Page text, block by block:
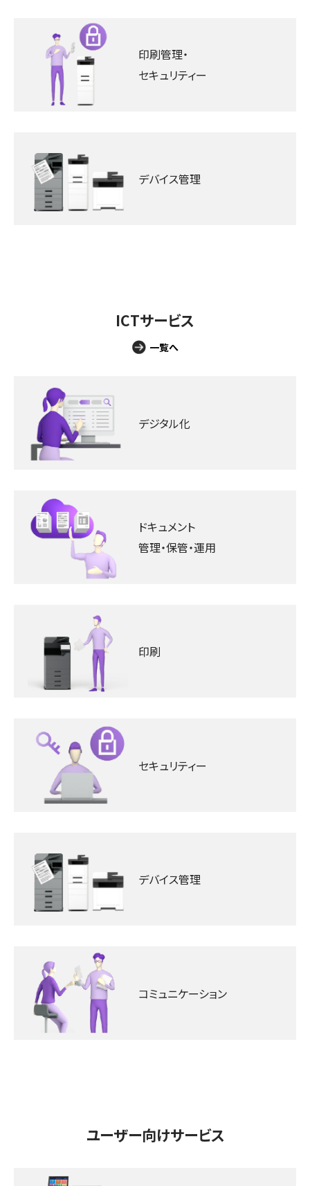
印刷管理・
セキュリティー
デバイス管理
ICTサービス
一覧へ
デジタル化
ドキュメント
管理・保管・運用
印刷
セキュリティー
デバイス管理
コミュニケーション
ユーザー向けサービス